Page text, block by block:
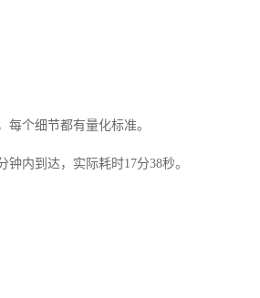
个细节都有量化标准。
内到达，实际耗时17分38秒。